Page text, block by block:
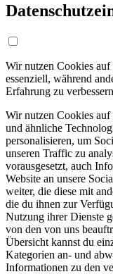
Wir nutzen Cookies
essenziell, während
Erfahrung zu
Wir nutzen Cookies
und ähnliche
personalisieren, um
unseren Traffic zu
vorausgesetzt, auch
Website an unsere
weiter, die diese mit
die du ihnen zur
Nutzung ihrer Dienste
von den von uns
Übersicht kannst du
Kategorien an- und
Informationen zu den